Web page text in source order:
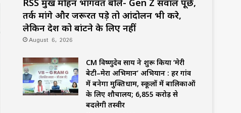
RSS प्रमुख मोहन भागवत बोले- Gen Z सवाल पूछे,
तर्क मांगे और जरूरत पड़े तो आंदोलन भी करे,
लेकिन देश को बांटने के लिए नहीं
August 6, 2026
CM विष्णुदेव साय ने शुरू किया ‘मेरी
बेटी–मेरा अभिमान’ अभियान : हर गांव
में बनेगा मुक्तिधाम, स्कूलों में बालिकाओं
के लिए शौचालय; 6,855 करोड़ से
बदलेगी तस्वीर